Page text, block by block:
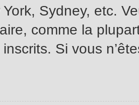
York, Sydney, etc.
comme la
Si vous